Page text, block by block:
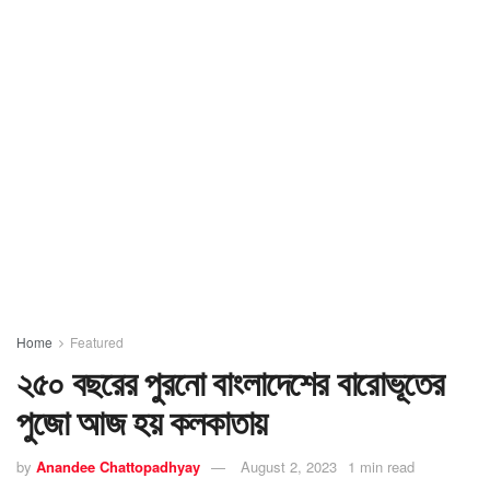
Home Featured
২৫০ বছরের পুরনো বাংলাদেশের বারোভূতের
পুজো আজ হয় কলকাতায়
by Anandee Chattopadhyay August 2, 2023 1 min read